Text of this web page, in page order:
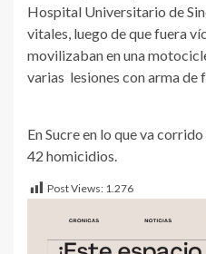
Hospital Universitario de
vitales, luego de que fuera
movilizaban en una
varias lesiones con arma de
En Sucre en lo que va
42 homicidios.
Post Views: 1.276